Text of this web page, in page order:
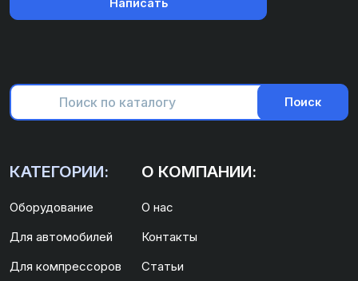
Написать
Поиск
КАТЕГОРИИ:
Оборудование
Для автомобилей
Для компрессоров
О КОМПАНИИ:
О нас
Контакты
Статьи